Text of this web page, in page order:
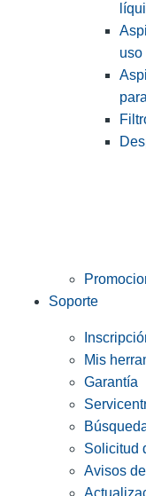
uso
Soporte
Mis
Garantía
Solicitud
Avisos